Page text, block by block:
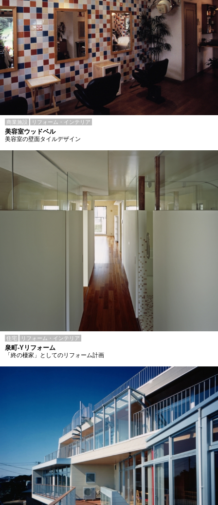
商業施設 リフォーム・インテリア
美容室ウッドベル
美容室の壁面タイルデザイン
住宅 リフォーム・インテリア
泉町-Yリフォーム
「終の棲家」としてのリフォーム計画